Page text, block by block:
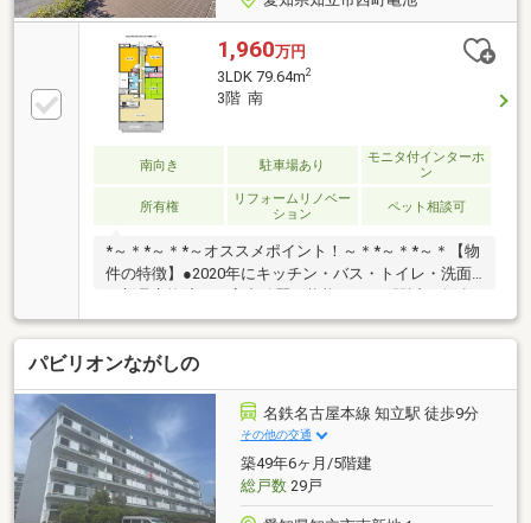
1,960万円
3LDK 79.64m2
3階 南
南向き 駐車場あり
モニタ付インターホ
ン
所有権
リフォームリノベー
ション
ペット相談可
*～＊*～＊*～オススメポイント！～＊*～＊*～＊【物
件の特徴】●2020年にキッチン・バス・トイレ・洗面
名古屋本線「知立」駅まで徒歩8分で通勤・通学に便
利。●周辺にはスーパー、ドラックストアなど日常の
お買い物施設が充実。●小学校、中学校ともに徒歩20
分圏内で子育て世代にも適した環境。●ペット飼育可
能！(1住戸2匹、その他規約あり)他にもオススメがイ
ッパイ！お気軽にお問い合わせください！！
パビリオンながしの
名鉄名古屋本線 知立駅 徒歩9分
その他の交通
築49年6ヶ月/5階建
総戸数29戸